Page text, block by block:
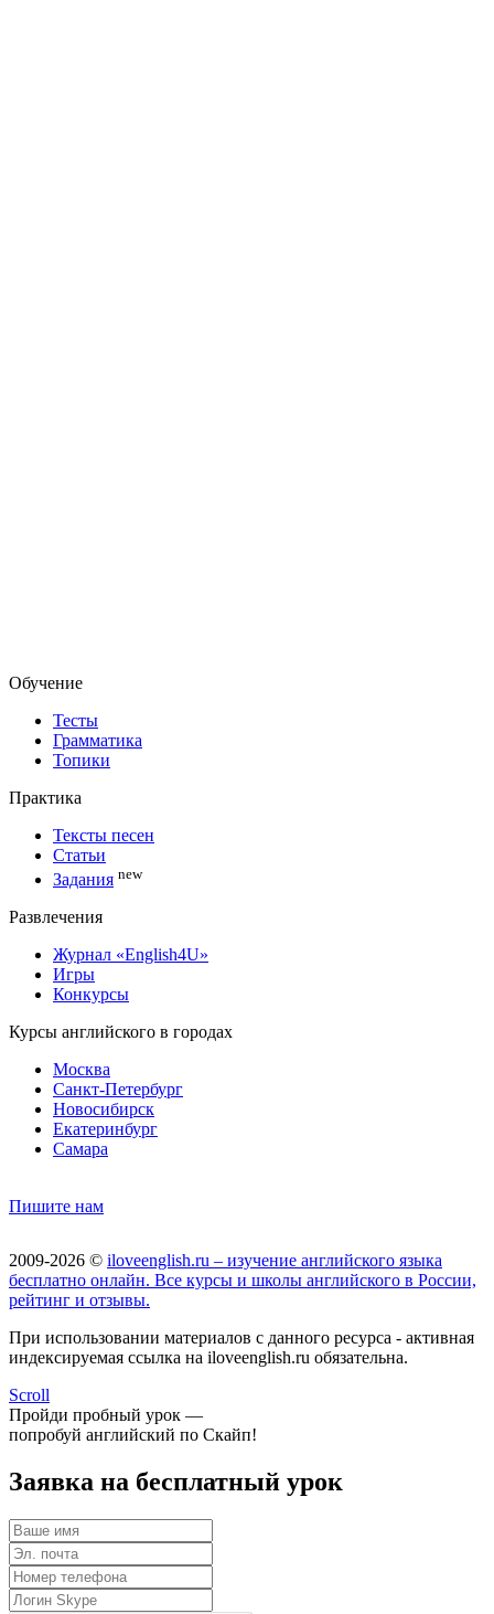
Обучение
Тесты
Грамматика
Топики
Практика
Тексты песен
Статьи
Задания new
Развлечения
Журнал «English4U»
Игры
Конкурсы
Курсы английского в городах
Москва
Санкт-Петербург
Новосибирск
Екатеринбург
Самара
Пишите нам
2009-2026 © iloveenglish.ru – изучение английского языка
бесплатно онлайн. Все курсы и школы английского в России,
рейтинг и отзывы.
При использовании материалов с данного ресурса - активная
индексируемая ссылка на iloveenglish.ru обязательна.
Scroll
Пройди пробный урок —
попробуй английский по Скайп!
Заявка на бесплатный урок